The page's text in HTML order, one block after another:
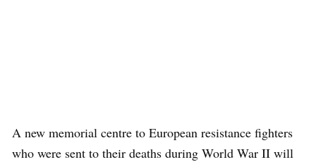
A new memorial centre to European resistance fighters
who were sent to their deaths during World War II will